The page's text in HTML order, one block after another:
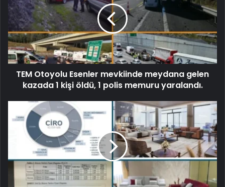
TEM Otoyolu Esenler mevkiinde meydana gelen
kazada 1 kişi öldü, 1 polis memuru yaralandı.